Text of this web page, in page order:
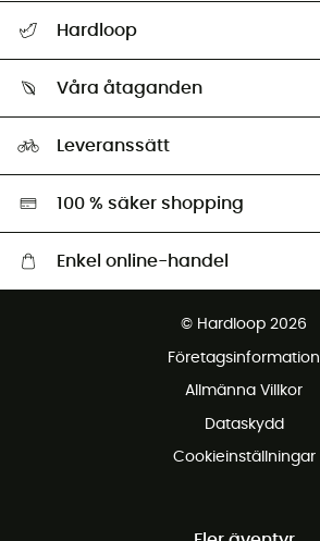
Retur & återbetalning
Hardloop
Ambassadörer
Våra åtaganden
Miljöanpassat urval
Leveranssätt
100 % säker shopping
Enkel online-handel
Gratis retur inom 100 dagar
© Hardloop 2026
Företagsinformation
Allmänna Villkor
Dataskydd
Cookieinställningar